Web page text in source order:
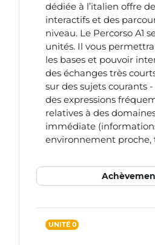
dédiée à l’italien offre
interactifs et des
niveau. Le Percorso A1
unités. Il vous
les bases et pouvoir
des échanges très
sur des sujets courants
des expressions
relatives à des
immédiate
environnement proche,
UNITÉ 0